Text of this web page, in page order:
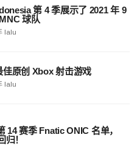
第 4 季展示了 2021 年 9
球队
lalu
佳原创 Xbox 射击游戏
lalu
14 赛季 Fnatic ONIC 名单，
归！